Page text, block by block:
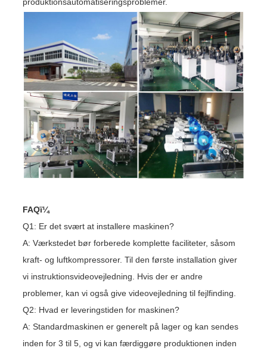
produktionsautomatiseringsproblemer.
FAQï¼
Q1: Er det svært at installere maskinen?
A: Værkstedet bør forberede komplette faciliteter, såsom
kraft- og luftkompressorer. Til den første installation giver
vi instruktionsvideovejledning. Hvis der er andre
problemer, kan vi også give videovejledning til fejlfinding.
Q2: Hvad er leveringstiden for maskinen?
A: Standardmaskinen er generelt på lager og kan sendes
inden for 3 til 5, og vi kan færdiggøre produktionen inden